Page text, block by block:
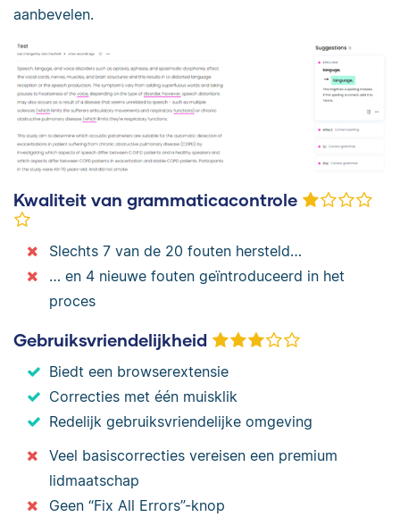
aanbevelen.
Kwaliteit van grammaticacontrole
Slechts 7 van de 20 fouten hersteld…
… en 4 nieuwe fouten geïntroduceerd in het
proces
Gebruiksvriendelijkheid
Biedt een browserextensie
Correcties met één muisklik
Redelijk gebruiksvriendelijke omgeving
Veel basiscorrecties vereisen een premium
lidmaatschap
Geen “Fix All Errors”-knop